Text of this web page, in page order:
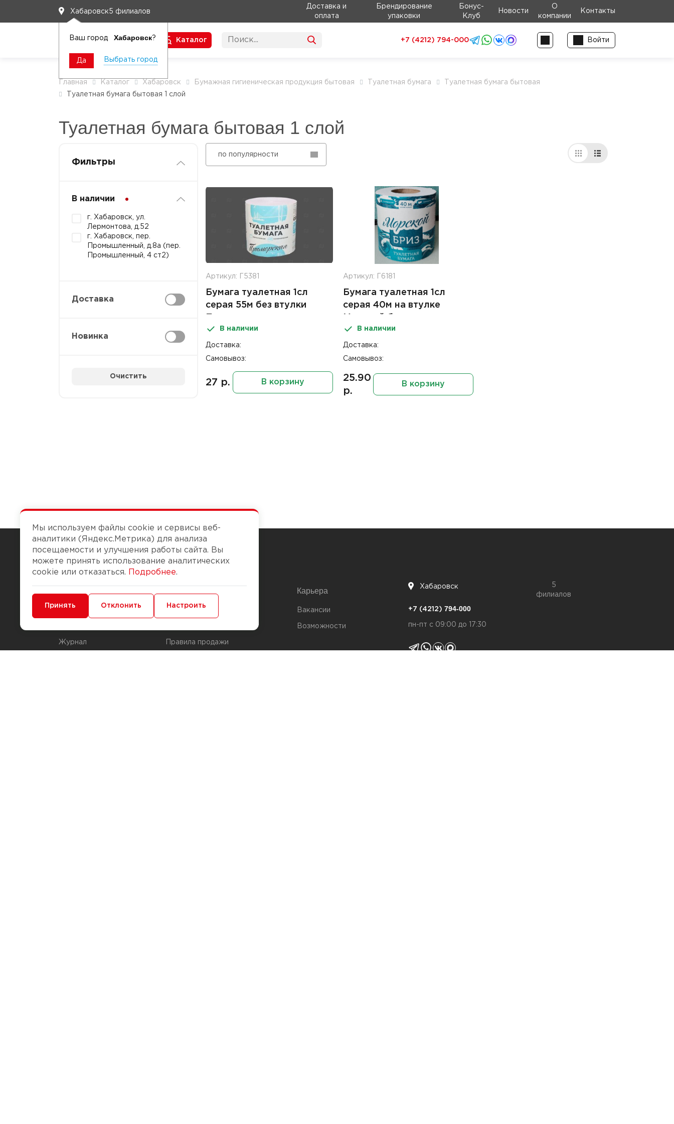
Хабаровск5 филиалов
Ваш город Хабаровск?
Да Выбрать город
Доставка и
оплата
Брендирование
упаковки
Бонус-
Клуб
Новости
О
компании
Контакты
Каталог +7 (4212) 794-000 Войти
Главная Каталог Хабаровск Бумажная гигиеническая продукция бытовая Туалетная бумага
Туалетная бумага бытовая
Туалетная бумага бытовая 1 слой
Туалетная бумага бытовая 1 слой
Фильтры
В наличии
г. Хабаровск, ул.
Лермонтова, д.52
г. Хабаровск, пер.
Промышленный, д.8а (пер.
Промышленный, 4 ст2)
Доставка
Новинка
Очистить
по популярности
Артикул: Г5381
Бумага туалетная 1сл
серая 55м без втулки
В наличии
Доставка:
Самовывоз:
27 р. В корзину
Артикул: Г6181
Бумага туалетная 1сл
серая 40м на втулке
В наличии
Доставка:
Самовывоз:
25.90
р.
В корзину
Чтобы вам легко работалось
Журнал
Доставка и оплата
Правила продажи
Карьера
Вакансии
Возможности
Хабаровск
5
филиалов
+7 (4212) 794-000
пн-пт с 09:00 до 17:30
Мы используем файлы cookie и сервисы веб-
аналитики (Яндекс.Метрика) для анализа
посещаемости и улучшения работы сайта. Вы
можете принять использование аналитических
cookie или отказаться.
Подробнее.
Минимальные Функциональные/Аналитические
Принять Отклонить Настроить